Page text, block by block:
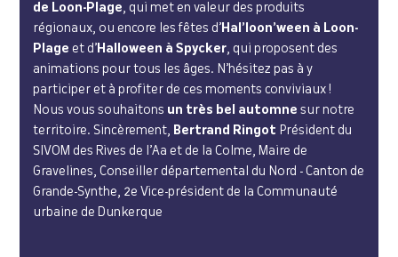
de Loon-Plage, qui met en valeur des produits
régionaux, ou encore les fêtes d’ Hal’loon’ween à Loon-
Plage et d’ Halloween à Spycker, qui proposent des
animations pour tous les âges. N’hésitez pas à y
participer et à profiter de ces moments conviviaux !
Nous vous souhaitons un très bel automne sur notre
territoire. Sincèrement, Bertrand Ringot Président du
SIVOM des Rives de l’Aa et de la Colme, Maire de
Gravelines, Conseiller départemental du Nord - Canton de
Grande-Synthe, 2e Vice-président de la Communauté
urbaine de Dunkerque